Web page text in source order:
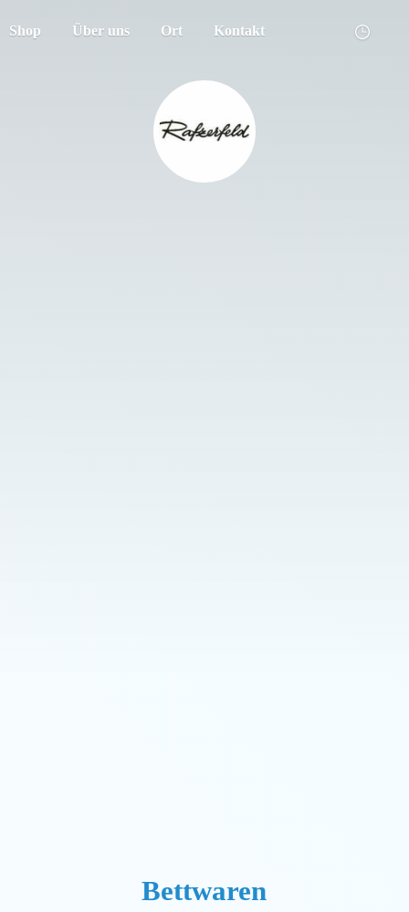
Shop Über uns Ort Kontakt
Bettwaren